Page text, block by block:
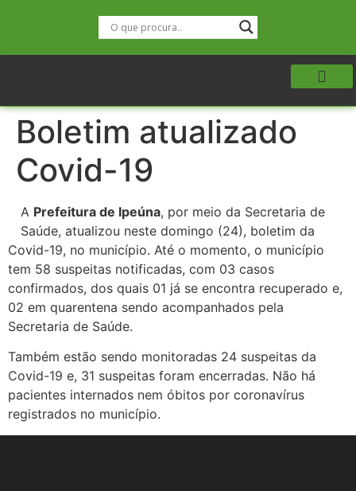
Boletim atualizado
Covid-19
A Prefeitura de Ipeúna, por meio da Secretaria de
Saúde, atualizou neste domingo (24), boletim da
Covid-19, no município. Até o momento, o município
tem 58 suspeitas notificadas, com 03 casos
confirmados, dos quais 01 já se encontra recuperado e,
02 em quarentena sendo acompanhados pela
Secretaria de Saúde.
Também estão sendo monitoradas 24 suspeitas da
Covid-19 e, 31 suspeitas foram encerradas. Não há
pacientes internados nem óbitos por coronavírus
registrados no município.